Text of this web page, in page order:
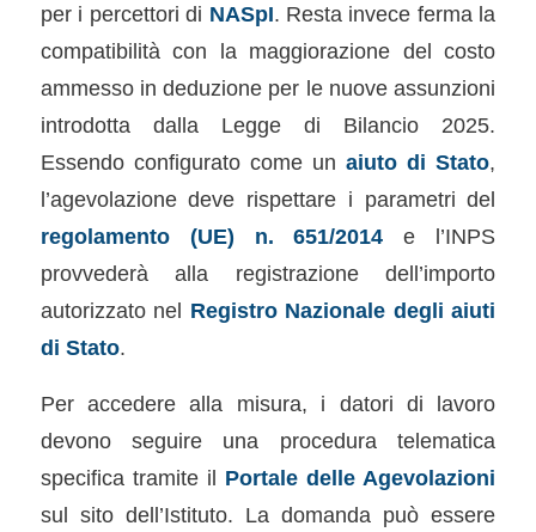
per i percettori di NASpI. Resta invece ferma la
compatibilità con la maggiorazione del costo
ammesso in deduzione per le nuove assunzioni
introdotta dalla Legge di Bilancio 2025.
Essendo configurato come unaiuto di Stato,
l’agevolazione deve rispettare i parametri del
regolamento (UE) n. 651/2014 e l’INPS
provvederà alla registrazione dell’importo
autorizzato nel Registro Nazionale degli aiuti
di Stato.
Per accedere alla misura, i datori di lavoro
devono seguire una procedura telematica
specifica tramite il Portale delle Agevolazioni
sul sito dell’Istituto. La domanda può essere